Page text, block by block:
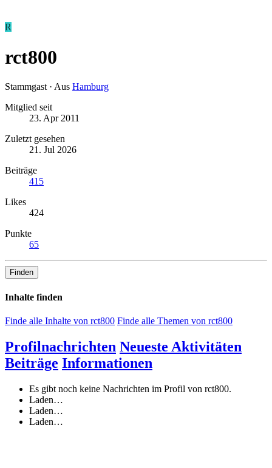
R
rct800
Stammgast · Aus Hamburg
Mitglied seit
23. Apr 2011
Zuletzt gesehen
21. Jul 2026
Beiträge
415
Likes
424
Punkte
65
Finden
Inhalte finden
Finde alle Inhalte von rct800 Finde alle Themen von rct800
Profilnachrichten Neueste Aktivitäten
Beiträge Informationen
Es gibt noch keine Nachrichten im Profil von rct800.
Laden…
Laden…
Laden…